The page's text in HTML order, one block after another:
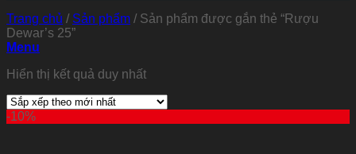
Trang chủ / Sản phẩm / Sản phẩm được gắn thẻ “Rượu
Dewar’s 25”
Menu
Hiển thị kết quả duy nhất
-10%